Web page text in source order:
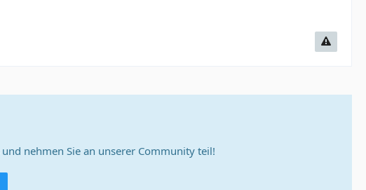
und nehmen Sie an unserer Community teil!